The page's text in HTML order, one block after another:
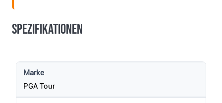
Spezifikationen
Marke
PGA Tour